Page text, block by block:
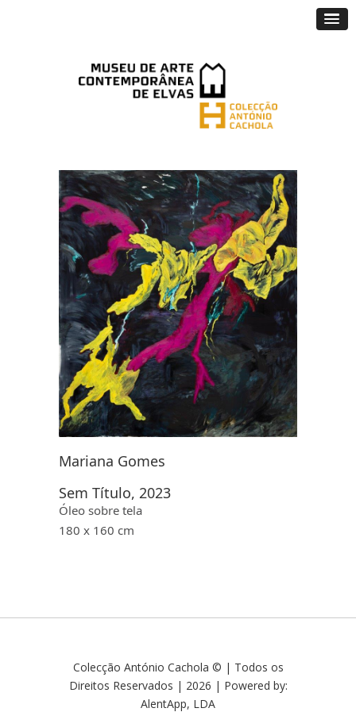
Mariana Gomes
Sem Título, 2023
Óleo sobre tela
180 x 160 cm
Colecção António Cachola © | Todos os
Direitos Reservados | 2026 | Powered by:
AlentApp, LDA